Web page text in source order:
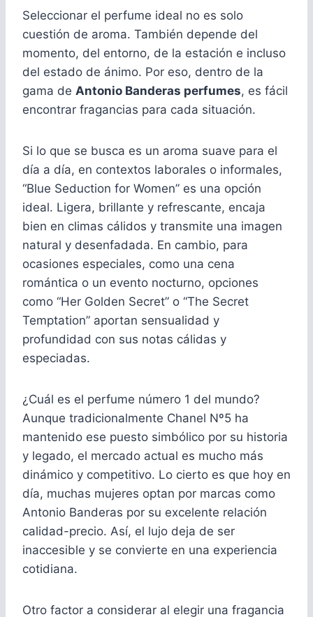
Seleccionar el perfume ideal no es solo
cuestión de aroma. También depende del
momento, del entorno, de la estación e incluso
del estado de ánimo. Por eso, dentro de la
gama de Antonio Banderas perfumes, es fácil
encontrar fragancias para cada situación.
Si lo que se busca es un aroma suave para el
día a día, en contextos laborales o informales,
“Blue Seduction for Women” es una opción
ideal. Ligera, brillante y refrescante, encaja
bien en climas cálidos y transmite una imagen
natural y desenfadada. En cambio, para
ocasiones especiales, como una cena
romántica o un evento nocturno, opciones
como “Her Golden Secret” o “The Secret
Temptation” aportan sensualidad y
profundidad con sus notas cálidas y
especiadas.
¿Cuál es el perfume número 1 del mundo?
Aunque tradicionalmente Chanel Nº5 ha
mantenido ese puesto simbólico por su historia
y legado, el mercado actual es mucho más
dinámico y competitivo. Lo cierto es que hoy en
día, muchas mujeres optan por marcas como
Antonio Banderas por su excelente relación
calidad-precio. Así, el lujo deja de ser
inaccesible y se convierte en una experiencia
cotidiana.
Otro factor a considerar al elegir una fragancia